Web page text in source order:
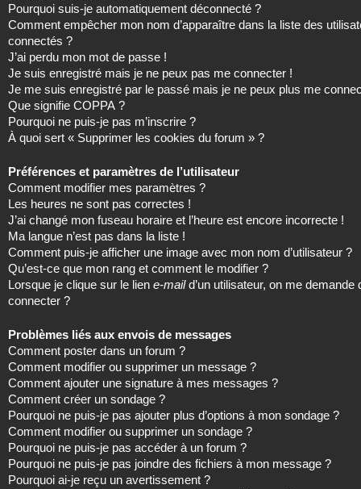
Pourquoi suis-je automatiquement déconnecté ?
Comment empêcher mon nom d’apparaître dans la liste des
connectés ?
J’ai perdu mon mot de passe !
Je suis enregistré mais je ne peux pas me connecter !
Je me suis enregistré par le passé mais je ne peux plus me
Que signifie COPPA ?
Pourquoi ne puis-je pas m’inscrire ?
À quoi sert « Supprimer les cookies du forum » ?
Préférences et paramètres de l’utilisateur
Comment modifier mes paramètres ?
Les heures ne sont pas correctes !
J’ai changé mon fuseau horaire et l’heure est encore incorrecte !
Ma langue n’est pas dans la liste !
Comment puis-je afficher une image avec mon nom d’utilisateur ?
Qu’est-ce que mon rang et comment le modifier ?
Lorsque je clique sur le lien e-maild’un utilisateur, on me demande
connecter ?
Problèmes liés aux envois de messages
Comment poster dans un forum ?
Comment modifier ou supprimer un message ?
Comment ajouter une signature à mes messages ?
Comment créer un sondage ?
Pourquoi ne puis-je pas ajouter plus d’options à mon sondage ?
Comment modifier ou supprimer un sondage ?
Pourquoi ne puis-je pas accéder à un forum ?
Pourquoi ne puis-je pas joindre des fichiers à mon message ?
Pourquoi ai-je reçu un avertissement ?